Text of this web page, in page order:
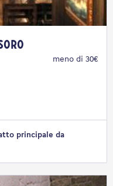
meno di 30€
principale da